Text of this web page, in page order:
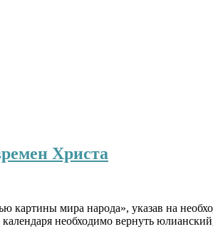
Христа
мира народа», указав на
необходимо вернуть